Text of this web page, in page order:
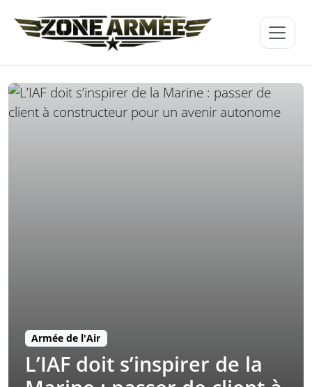
Armée de l'Air
L’IAF doit s’inspirer de la